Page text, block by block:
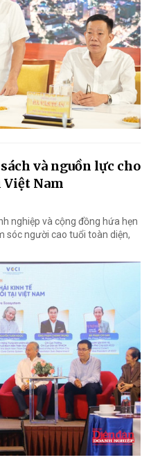
và nguồn lực cho
Việt Nam
nghiệp và cộng đồng hứa hẹn
sóc người cao tuổi toàn diện,